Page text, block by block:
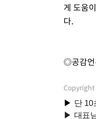
게 도움
다.
◎공감언
Copyright